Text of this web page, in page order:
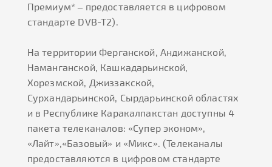
Премиум* – предоставляется в цифровом
стандарте DVB-T2).
На территории Ферганской, Андижанской,
Наманганской, Кашкадарьинской,
Хорезмской, Джиззакской,
Сурхандарьинской, Сырдарьинской областях
и в Республике Каракалпакстан доступны 4
пакета телеканалов: «Супер эконом»,
«Лайт»,«Базовый» и «Микс». (Телеканалы
предоставляются в цифровом стандарте